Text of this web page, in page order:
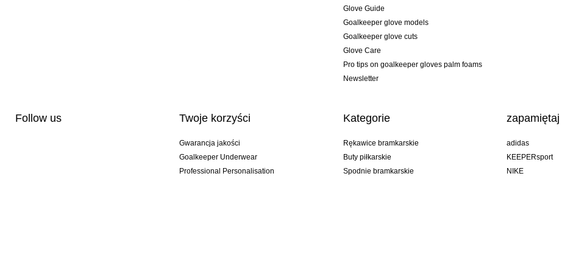
Glove Guide
Goalkeeper glove models
Goalkeeper glove cuts
Glove Care
Pro tips on goalkeeper gloves palm foams
Newsletter
Follow us Twoje korzyści
Gwarancja jakości
Goalkeeper Underwear
Professional Personalisation
Kategorie
Rękawice bramkarskie
Buty piłkarskie
Spodnie bramkarskie
zapamiętaj
adidas
KEEPERsport
NIKE